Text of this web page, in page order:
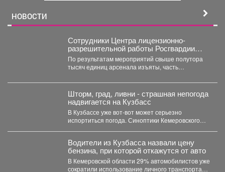
НОВОСТИ
Сотрудники Центра лицензионно-
разрешительной работы Росгвардии
Кузбасса с начала года проверили
свыше пяти тысяч владельцев оружия.
По результатам мероприятий свыше полутора
тысяч единиц арсенала изъяты, часть
ответственности.
Шторм, град, ливни - страшная непогода
надвигается на Кузбасс
В Кузбассе уже вот-вот может серьезно
испортиться погода. Синоптики Кемеровского
Водители из Кузбасса назвали цену
бензина, при которой откажутся от авто
В Кемеровской области 29% автомобилистов уже
сократили использование личного транспорта